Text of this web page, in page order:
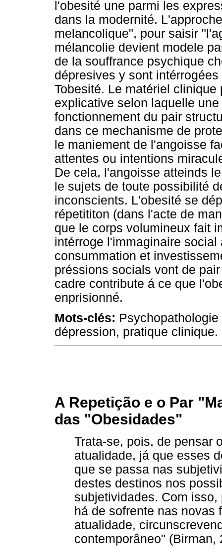
l'obesité une parmi les
dans la modernité.
melancolique", pour saisir
mélancolie devient modele
de la souffrance psychique
dépresives y sont
Tobesité. Le matériel
explicative selon laquelle
fonctionnement du pair
dans ce mechanisme de
le maniement de l'angoisse
attentes ou intentions
De cela, l'angoisse atteinds
le sujets de toute possibilité
inconscients. L'obesité se
répetititon (dans l'acte de
que le corps volumineux fait
intérroge l'immaginaire
consummation et
préssions socials vont de
cadre contribute á ce que
enprisionné.
Mots-clés:
dépression, pratique clinique.
A Repetição e o Par
das "Obesidades"
Trata-se, pois, de pensar
atualidade, já que esses
que se passa nas
destes destinos nos
subjetividades. Com
há de sofrente nas novas
atualidade,
contemporâneo" (Birman,